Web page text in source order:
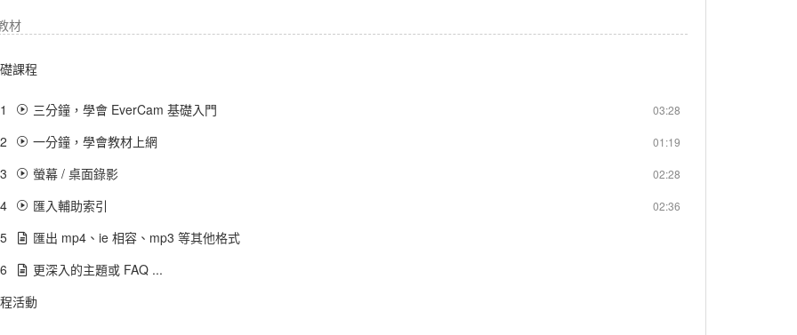
材
課程
03:28
三分鐘，學會 EverCam 基礎入門
01:19
一分鐘，學會教材上網
02:28
螢幕 / 桌面錄影
02:36
匯入輔助索引
匯出 mp4、ie 相容、mp3 等其他格式
更深入的主題或 FAQ ...
活動